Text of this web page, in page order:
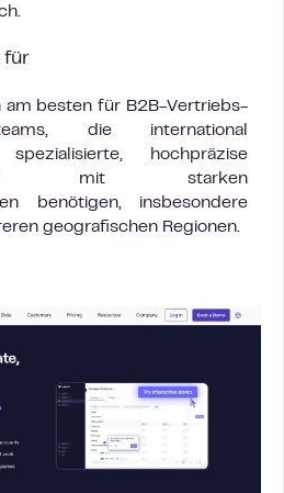
für
am besten für B2B-Vertriebs-
die international
hochpräzise
mit starken
benötigen, insbesondere
geografischen Regionen.